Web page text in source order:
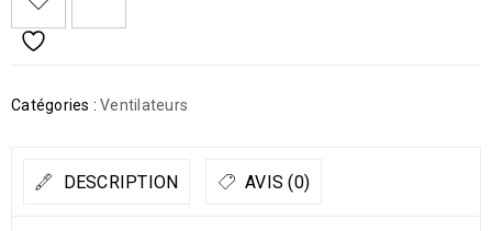
Catégories : Ventilateurs
DESCRIPTION AVIS (0)